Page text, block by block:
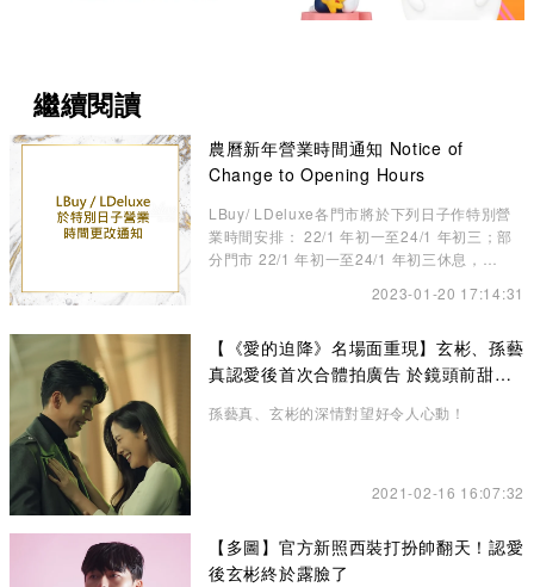
繼續閱讀
農曆新年營業時間通知 Notice of
Change to Opening Hours
LBuy/ LDeluxe各門市將於下列日子作特別營
業時間安排： 22/1 年初一至24/1 年初三；部
分門市 22/1 年初一至24/1 年初三休息，
2023-01-20 17:14:31
【《愛的迫降》名場面重現】玄彬、孫藝
真認愛後首次合體拍廣告 於鏡頭前甜蜜
孫藝真、玄彬的深情對望好令人心動！
2021-02-16 16:07:32
【多圖】官方新照西裝打扮帥翻天！認愛
後玄彬終於露臉了